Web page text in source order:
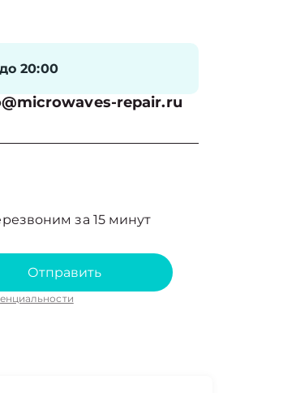
20:00
repair.ru
за 15 минут
Отправить